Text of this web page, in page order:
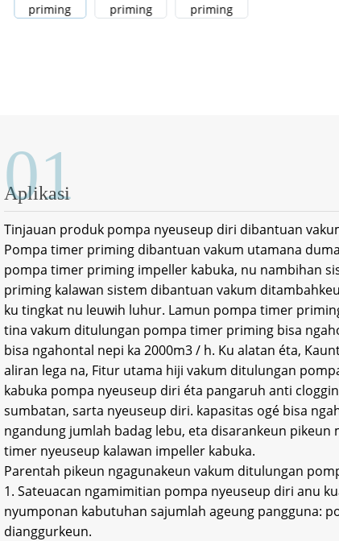
01
Aplikasi
Tinjauan produk pompa nyeuseup diri dibantuan
Pompa timer priming dibantuan vakum utamana
pompa timer priming impeller kabuka, nu nambihan
priming kalawan sistem dibantuan vakum
ku tingkat nu leuwih luhur. Lamun pompa timer
tina vakum ditulungan pompa timer priming bisa
bisa ngahontal nepi ka 2000m3 / h. Ku alatan éta,
aliran lega na, Fitur utama hiji vakum ditulungan
kabuka pompa nyeuseup diri éta pangaruh anti
sumbatan, sarta nyeuseup diri. kapasitas ogé bisa
ngandung jumlah badag lebu, eta disarankeun
timer nyeuseup kalawan impeller kabuka.
Parentah pikeun ngagunakeun vakum ditulungan
1. Sateuacan ngamimitian pompa nyeuseup diri anu
nyumponan kabutuhan sajumlah ageung pangguna:
dianggurkeun.